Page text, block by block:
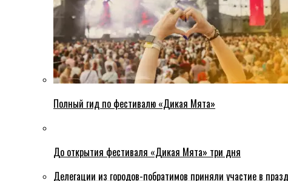
Полный гид по фестивалю «Дикая Мята»
До открытия фестиваля «Дикая Мята» три дня
Делегации из городов-побратимов приняли участие в